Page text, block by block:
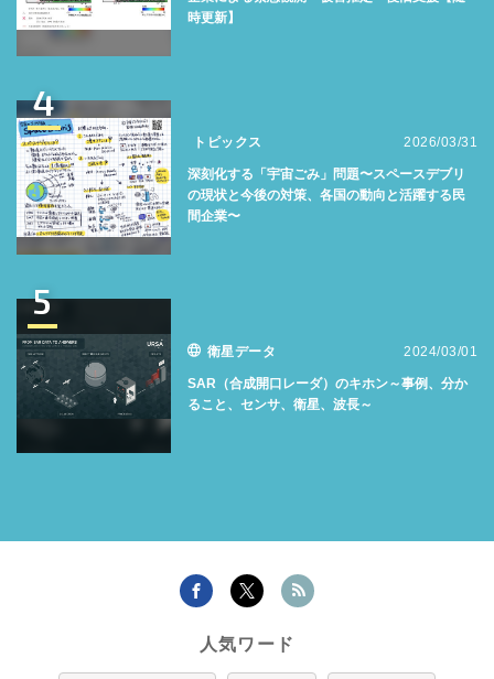
時更新】
4
トピックス 2026/03/31
深刻化する「宇宙ごみ」問題〜スペースデブリ
の現状と今後の対策、各国の動向と活躍する民
間企業〜
5
衛星データ 2024/03/01
SAR（合成開口レーダ）のキホン～事例、分か
ること、センサ、衛星、波長～
人気ワード